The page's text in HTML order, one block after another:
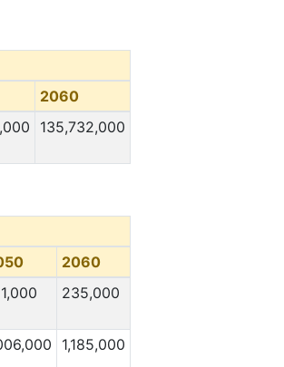
2060
135,732,000
2060
235,000
1,185,000